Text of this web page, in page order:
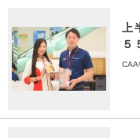
５
CAA